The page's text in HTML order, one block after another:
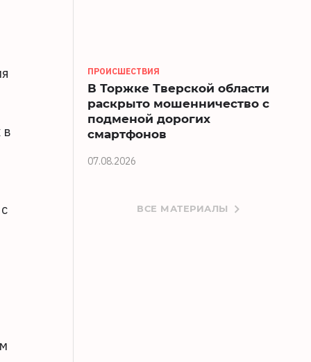
в
ПРОИСШЕСТВИЯ
В Торжке Тверской области
раскрыто мошенничество с
подменой дорогих
смартфонов
07.08.2026
ВСЕ МАТЕРИАЛЫ